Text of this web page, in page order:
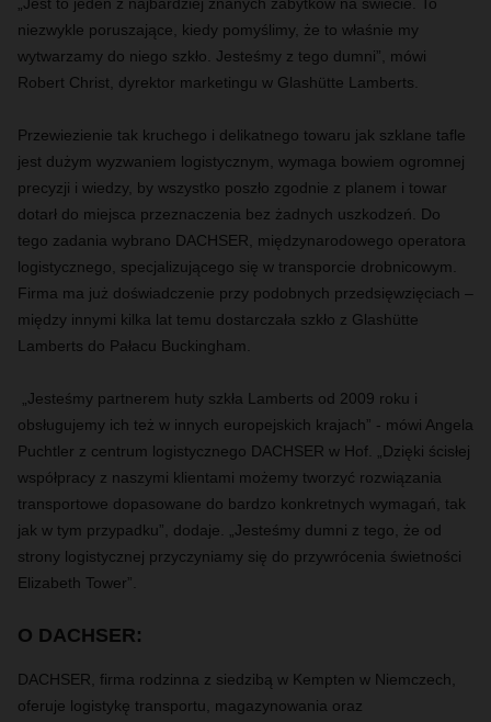
niezwykle poruszające, kiedy pomyślimy, że to właśnie my
wytwarzamy do niego szkło. Jesteśmy z tego dumni”, mówi
Robert Christ, dyrektor marketingu w Glashütte Lamberts.
Przewiezienie tak kruchego i delikatnego towaru jak szklane tafle
jest dużym wyzwaniem logistycznym, wymaga bowiem ogromnej
precyzji i wiedzy, by wszystko poszło zgodnie z planem i towar
dotarł do miejsca przeznaczenia bez żadnych uszkodzeń. Do
tego zadania wybrano DACHSER, międzynarodowego operatora
logistycznego, specjalizującego się w transporcie drobnicowym.
Firma ma już doświadczenie przy podobnych przedsięwzięciach –
między innymi kilka lat temu dostarczała szkło z Glashütte
Lamberts do Pałacu Buckingham.
„Jesteśmy partnerem huty szkła Lamberts od 2009 roku i
obsługujemy ich też w innych europejskich krajach” - mówi Angela
Puchtler z centrum logistycznego DACHSER w Hof. „Dzięki ścisłej
współpracy z naszymi klientami możemy tworzyć rozwiązania
transportowe dopasowane do bardzo konkretnych wymagań, tak
jak w tym przypadku”, dodaje. „Jesteśmy dumni z tego, że od
strony logistycznej przyczyniamy się do przywrócenia świetności
Elizabeth Tower”.
O DACHSER:
DACHSER , firma rodzinna z siedzibą w Kempten w Niemczech,
oferuje logistykę transportu, magazynowania oraz